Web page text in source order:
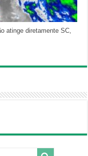
atinge diretamente SC,